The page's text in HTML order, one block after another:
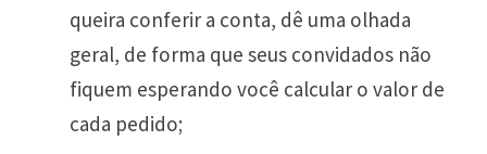
queira conferir a conta, dê uma olhada
geral, de forma que seus convidados não
fiquem esperando você calcular o valor de
cada pedido;